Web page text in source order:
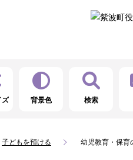
ズ 背景色 検索
子どもを預ける 幼児教育・保育